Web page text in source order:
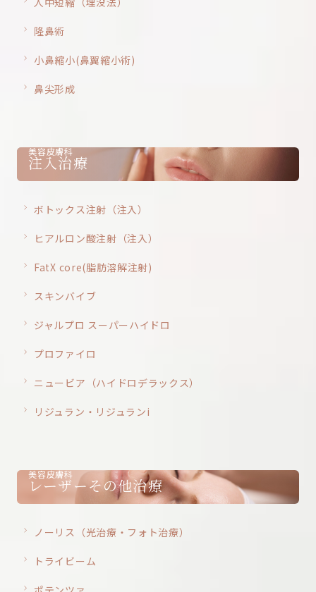
隆鼻術
小鼻縮小(鼻翼縮小術)
鼻尖形成
美容皮膚科
注入治療
ボトックス注射（注入）
ヒアルロン酸注射（注入）
FatX core(脂肪溶解注射)
スキンバイブ
ジャルプロ スーパーハイドロ
プロファイロ
ニュービア（ハイドロデラックス）
リジュラン・リジュランi
美容皮膚科
レーザーその他治療
ノーリス（光治療・フォト治療）
トライビーム